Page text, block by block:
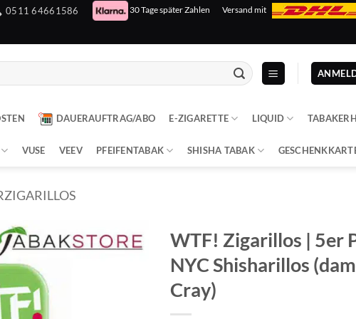
0511 64661586 30 Tage später Zahlen Versand mit
DAUERAUFTRAG/ABO E-ZIGARETTE LIQUID
VUSE VEEV PFEIFENTABAK SHISHA TABAK
WTF! Zigarillos | 5er
NYC Shisharillos
Cray)